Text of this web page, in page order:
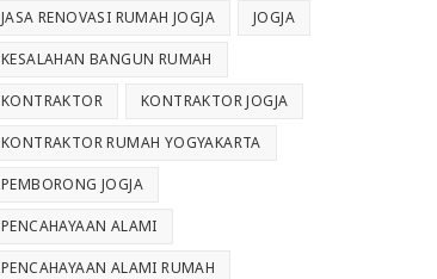
JASA RENOVASI RUMAH JOGJA JOGJA
KESALAHAN BANGUN RUMAH
KONTRAKTOR KONTRAKTOR JOGJA
KONTRAKTOR RUMAH YOGYAKARTA
PEMBORONG JOGJA
PENCAHAYAAN ALAMI
PENCAHAYAAN ALAMI RUMAH